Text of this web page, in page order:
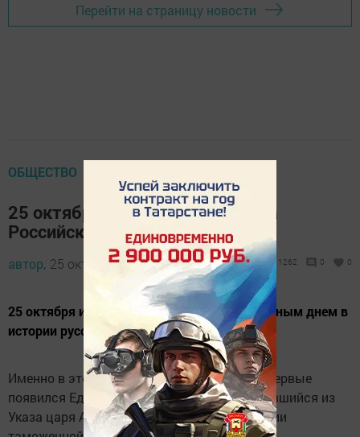
Перейти на страницу новости
ОБЩЕСТВО
25 октября - День таможенника
Российской Федерации
автор, 25 октября 2017 - 06:47 1262 0 0
25 октября издавна считается знаменательным днем в
истории русской таможенной службы.
Именно в этот день в 1653 году в стране впервые
появился Единый таможенный устав, родившийся из
Указа царя Алексея Михайловича о взимании